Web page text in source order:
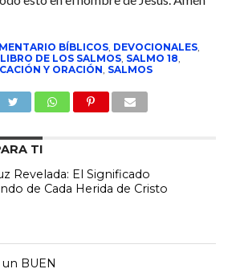
BÍBLICOS, DEVOCIONALES,
LIBRO DE LOS SALMOS, SALMO 18,
Y ORACIÓN, SALMOS
TI
Revelada: El Significado
de Cada Herida de Cristo
BUEN